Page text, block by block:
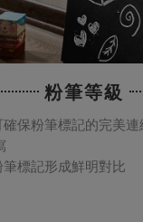
粉筆等級
保粉筆標記的完美
標記形成鮮明對比